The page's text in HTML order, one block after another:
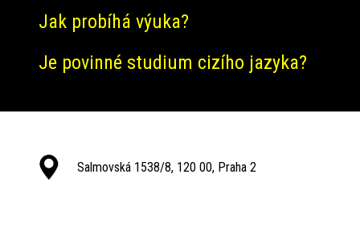
Jak probíhá výuka?
Je povinné studium cizího jazyka?
Salmovská 1538/8, 120 00, Praha 2